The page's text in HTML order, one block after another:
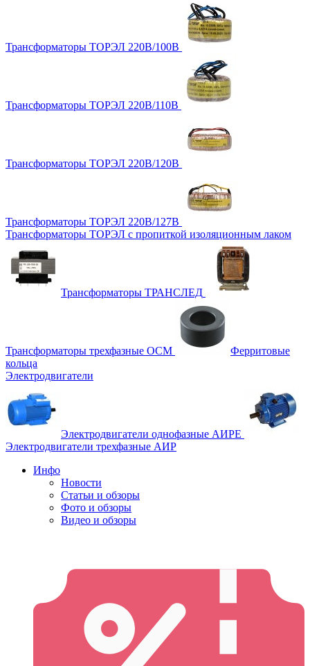
Трансформаторы ТОРЭЛ 220В/100В
Трансформаторы ТОРЭЛ 220В/110В
Трансформаторы ТОРЭЛ 220В/120В
Трансформаторы ТОРЭЛ 220В/127В
Трансформаторы ТОРЭЛ с пропиткой изоляционным лаком
Трансформаторы ТРАНСЛЕД
Трансформаторы трехфазные ОСМ
Ферритовые
кольца
Электродвигатели
Электродвигатели однофазные АИРЕ
Электродвигатели трехфазные АИР
Инфо
Новости
Статьи и обзоры
Фото и обзоры
Видео и обзоры